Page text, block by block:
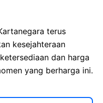
terus
kesejahteraan
dan harga
yang berharga ini.